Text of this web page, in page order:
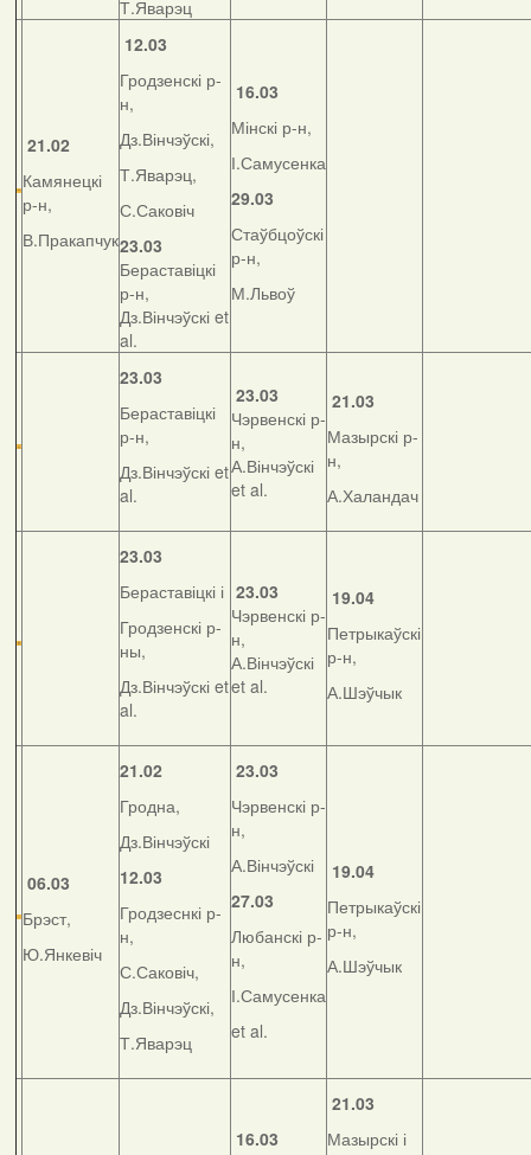
Т.Яварэц
21.02
Камянецкі
р-н,
В.Пракапчук
12.03
Гродзенскі р-
н,
Дз.Вінчэўскі,
Т.Яварэц,
С.Саковіч
23.03
Бераставіцкі
р-н,
Дз.Вінчэўскі et
al.
16.03
Мінскі р-н,
І.Самусенка
29.03
Стаўбцоўскі
р-н,
М.Львоў
23.03
Бераставіцкі
р-н,
Дз.Вінчэўскі et
al.
23.03
Чэрвенскі р-
н,
А.Вінчэўскі
et al.
21.03
Мазырскі р-
н,
А.Халандач
23.03
Бераставіцкі і
Гродзенскі р-
ны,
Дз.Вінчэўскі et
al.
23.03
Чэрвенскі р-
н,
А.Вінчэўскі
et al.
19.04
Петрыкаўскі
р-н,
А.Шэўчык
06.03
Брэст,
Ю.Янкевіч
21.02
Гродна,
Дз.Вінчэўскі
12.03
Гродзеснкі р-
н,
С.Саковіч,
Дз.Вінчэўскі,
Т.Яварэц
23.03
Чэрвенскі р-
н,
А.Вінчэўскі
27.03
Любанскі р-
н,
І.Самусенка
et al.
19.04
Петрыкаўскі
р-н,
А.Шэўчык
16.03
21.03
Мазырскі і